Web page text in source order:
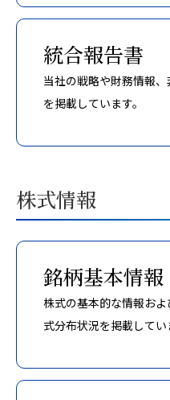
統合報告書
当社の戦略や財務情報
を掲載しています。
株式情報
銘柄基本情報
株式の基本的な情報お
式分布状況を掲載してい